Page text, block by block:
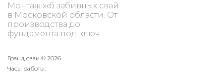
Монтаж жб забивных свай
в Московской области. От
производства до
фундамента под ключ.
Гранд сваи © 2026
Часы работы: